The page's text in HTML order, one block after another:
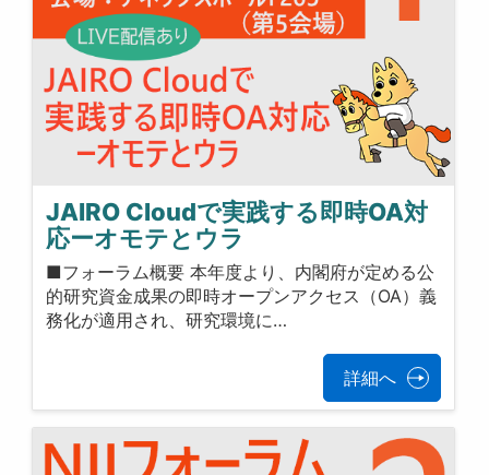
JAIRO Cloudで実践する即時OA対
応ーオモテとウラ
■フォーラム概要 本年度より、内閣府が定める公
的研究資金成果の即時オープンアクセス（OA）義
務化が適用され、研究環境に…
詳細へ